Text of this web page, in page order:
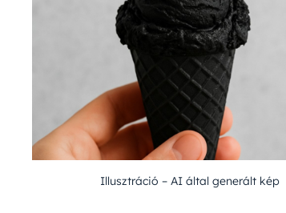
Illusztráció – AI által generált kép